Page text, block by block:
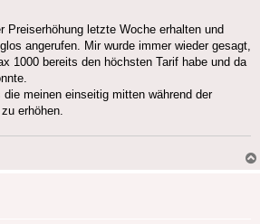
Preiserhöhung letzte Woche erhalten und
angerufen. Mir wurde immer wieder gesagt,
1000 bereits den höchsten Tarif habe und da
meinen einseitig mitten während der
erhöhen.